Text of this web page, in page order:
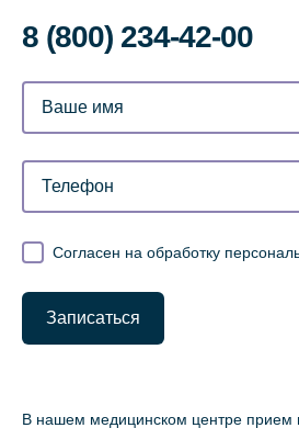
8 (800) 234-42-00
Согласен на обработку
Записаться
В нашем медицинском центре прием